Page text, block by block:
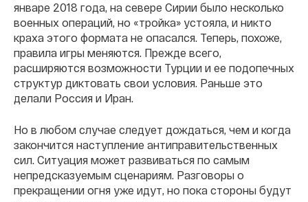
январе 2018 года, на севере Сирии было несколько
военных операций, но «тройка» устояла, и никто
краха этого формата не опасался. Теперь, похоже,
правила игры меняются. Прежде всего,
расширяются возможности Турции и ее подопечных
структур диктовать свои условия. Раньше это
делали Россия и Иран.
Но в любом случае следует дождаться, чем и когда
закончится наступление антиправительственных
сил. Ситуация может развиваться по самым
непредсказуемым сценариям. Разговоры о
прекращении огня уже идут, но пока стороны будут